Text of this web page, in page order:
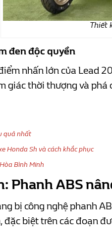
Thiết
đen độc quyền
nhấn lớn của Lead
giác thời thượng và phá
quả nhất
Honda Sh và cách khắc phục
Bình Minh
Phanh ABS
bị công nghệ phanh
đặc biệt trên các đoạn